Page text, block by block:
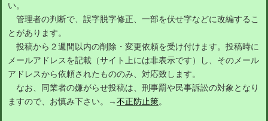
い。
管理者の判断で、誤字脱字修正、一部を伏せ字などに改編するこ
とがあります。
投稿から２週間以内の削除・変更依頼を受け付けます。投稿時に
メールアドレスを記載（サイト上には非表示です）し、そのメール
アドレスから依頼されたもののみ、対応致します。
なお、同業者の嫌がらせ投稿は、刑事罰や民事訴訟の対象となり
ますので、お慎み下さい。→不正防止策。